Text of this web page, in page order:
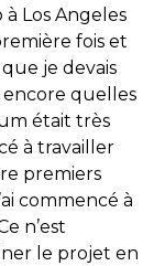
à Los Angeles
fois et
je devais
encore quelles
était très
à travailler
premiers
commencé à
n’est
le projet en